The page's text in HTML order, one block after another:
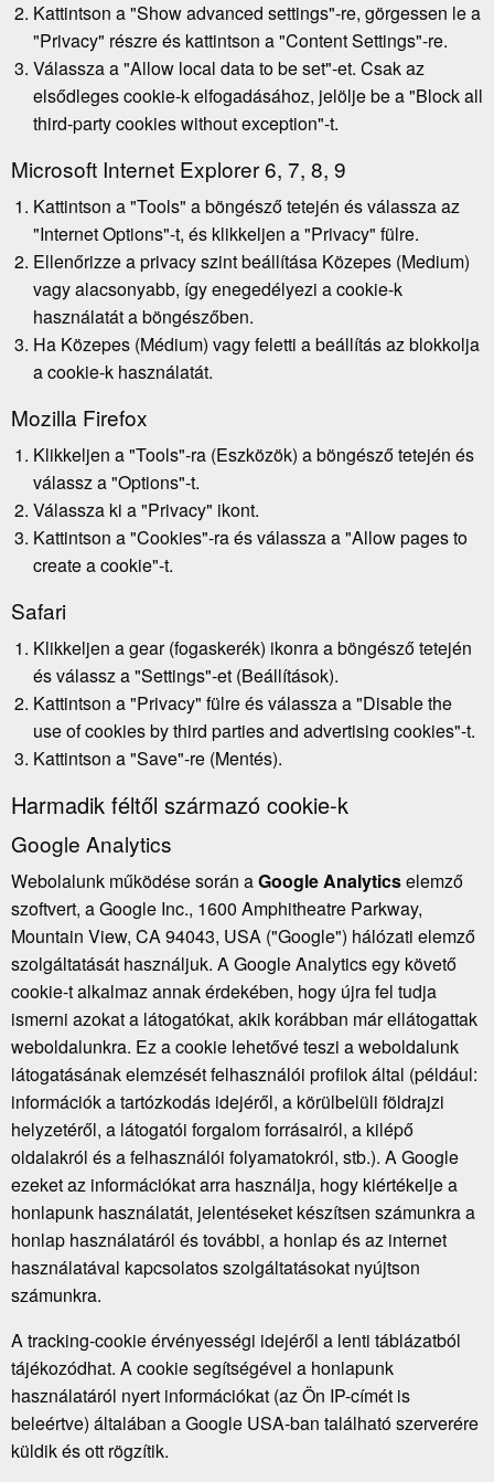
Kattintson a "Show advanced settings"-re, görgessen le a
"Privacy" részre és kattintson a "Content Settings"-re.
Válassza a "Allow local data to be set"-et. Csak az
elsődleges cookie-k elfogadásához, jelölje be a "Block all
third-party cookies without exception"-t.
Microsoft Internet Explorer 6, 7, 8, 9
Kattintson a "Tools" a böngésző tetején és válassza az
"Internet Options"-t, és klikkeljen a "Privacy" fülre.
Ellenőrizze a privacy szint beállítása Közepes (Medium)
vagy alacsonyabb, így enegedélyezi a cookie-k
használatát a böngészőben.
Ha Közepes (Médium) vagy feletti a beállítás az blokkolja
a cookie-k használatát.
Mozilla Firefox
Klikkeljen a "Tools"-ra (Eszközök) a böngésző tetején és
válassz a "Options"-t.
Válassza ki a "Privacy" ikont.
Kattintson a "Cookies"-ra és válassza a "Allow pages to
create a cookie"-t.
Safari
Klikkeljen a gear (fogaskerék) ikonra a böngésző tetején
és válassz a "Settings"-et (Beállítások).
Kattintson a "Privacy" fülre és válassza a "Disable the
use of cookies by third parties and advertising cookies"-t.
Kattintson a "Save"-re (Mentés).
Harmadik féltől származó cookie-k
Google Analytics
Webolalunk működése során aGoogle Analyticselemző
szoftvert, a Google Inc., 1600 Amphitheatre Parkway,
Mountain View, CA 94043, USA ("Google") hálózati elemző
szolgáltatását használjuk. A Google Analytics egy követő
cookie-t alkalmaz annak érdekében, hogy újra fel tudja
ismerni azokat a látogatókat, akik korábban már ellátogattak
weboldalunkra. Ez a cookie lehetővé teszi a weboldalunk
látogatásának elemzését felhasználói profilok által (például:
információk a tartózkodás idejéről, a körülbelüli földrajzi
helyzetéről, a látogatói forgalom forrásairól, a kilépő
oldalakról és a felhasználói folyamatokról, stb.). A Google
ezeket az információkat arra használja, hogy kiértékelje a
honlapunk használatát, jelentéseket készítsen számunkra a
honlap használatáról és további, a honlap és az internet
használatával kapcsolatos szolgáltatásokat nyújtson
számunkra.
A tracking-cookie érvényességi idejéről a lenti táblázatból
tájékozódhat. A cookie segítségével a honlapunk
használatáról nyert információkat (az Ön IP-címét is
beleértve) általában a Google USA-ban található szerverére
küldik és ott rögzítik.